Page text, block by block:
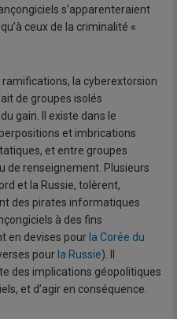
s’apparenteraient
ceux de la criminalité «
ramifications, la cyberextorsion
de groupes isolés
gain. Il existe dans le
et imbrications
et entre groupes
de renseignement. Plusieurs
et la Russie, tolèrent,
des pirates informatiques
à des fins
en devises pour la Corée du
pour la Russie). Il
des implications géopolitiques
et d’agir en conséquence.